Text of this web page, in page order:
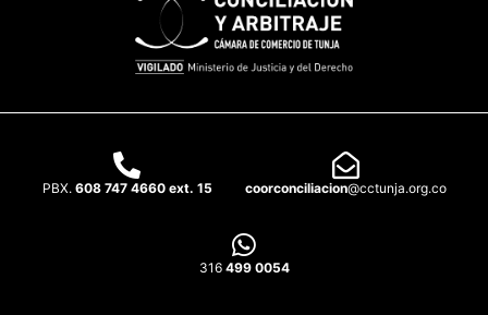
PBX. 608 747 4660 ext. 15 coorconciliacion@cctunja.org.co
316 499 0054